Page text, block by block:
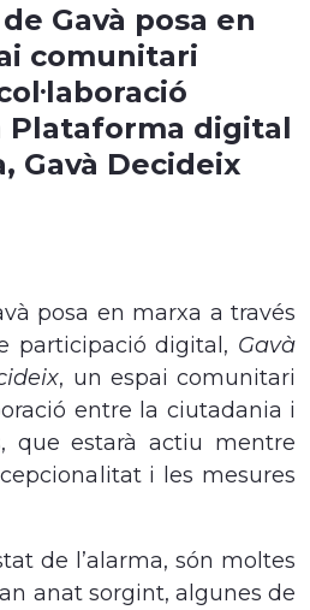
Gavà posa en
comunitari
Plataforma digital
Gavà Decideix
posa en marxa a través
participació digital, Gavà
, un espai comunitari
entre la ciutadania i
que estarà actiu mentre
i les mesures
de l’alarma, són moltes
anat sorgint, algunes de